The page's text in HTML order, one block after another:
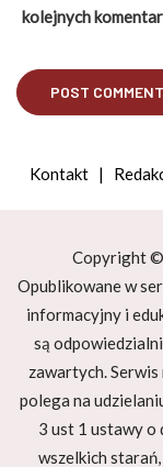
kolejnych
Kontakt |
Copyright
Opublikowane w
informacyjny i
są
zawartych.
polega na
3 ust 1 ustawy o
wszelkich